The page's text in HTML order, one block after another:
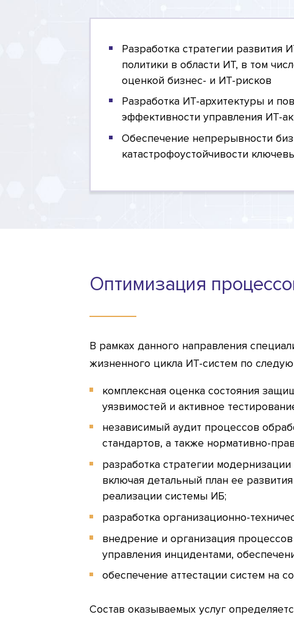
Разработка стратегии развития
политики в области ИТ, в том
оценкой бизнес- и ИТ-рисков
Разработка ИТ-архитектуры и
эффективности управления ИТ-
Обеспечение непрерывности
катастрофоустойчивости
Оптимизация
В рамках данного направления
жизненного цикла ИТ-систем по
комплексная оценка состояния
уязвимостей и активное
независимый аудит процессов
стандартов, а также нормативно-
разработка стратегии
включая детальный план ее
реализации системы ИБ;
разработка организационно-
внедрение и организация
управления инцидентами,
обеспечение аттестации систем на
Состав оказываемых услуг